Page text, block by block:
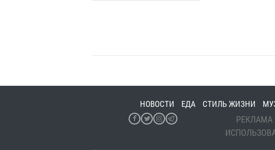
НОВОСТИ ЕДА СТИЛЬ ЖИЗНИ
РЕКЛАМА